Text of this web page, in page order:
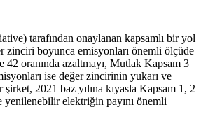
tarafından onaylanan kapsamlı bir yol
zinciri boyunca emisyonları önemli ölçüde
42 oranında azaltmayı, Mutlak Kapsam 3
ise değer zincirinin yukarı ve
2021 baz yılına kıyasla Kapsam 1, 2
elektriğin payını önemli